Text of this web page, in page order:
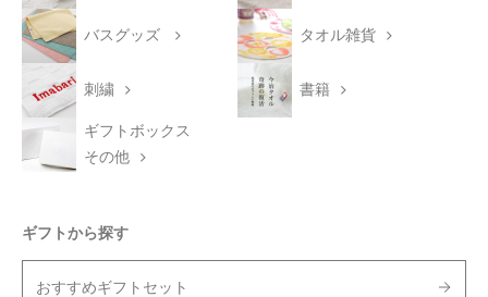
バスグッズ タオル雑貨
刺繍 書籍
ギフトボックス
その他
ギフトから探す
おすすめギフトセット